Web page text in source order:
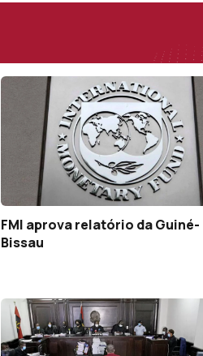
FMI aprova relatório da Guiné-
Bissau